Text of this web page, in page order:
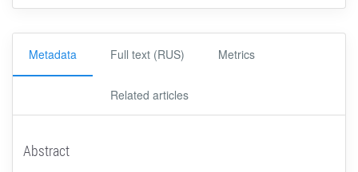
Metadata Full text (RUS) Metrics
Related articles
Abstract